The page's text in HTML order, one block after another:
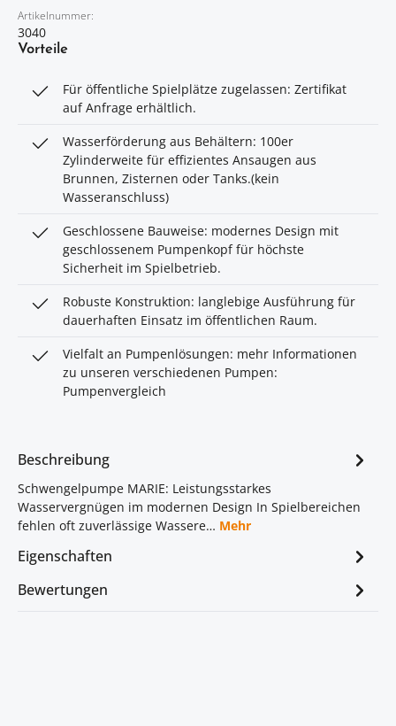
Artikelnummer:
3040
Vorteile
Für öffentliche Spielplätze zugelassen: Zertifikat
auf Anfrage erhältlich.
Wasserförderung aus Behältern: 100er
Zylinderweite für effizientes Ansaugen aus
Brunnen, Zisternen oder Tanks.(kein
Wasseranschluss)
Geschlossene Bauweise: modernes Design mit
geschlossenem Pumpenkopf für höchste
Sicherheit im Spielbetrieb.
Robuste Konstruktion: langlebige Ausführung für
dauerhaften Einsatz im öffentlichen Raum.
Vielfalt an Pumpenlösungen: mehr Informationen
zu unseren verschiedenen Pumpen:
Pumpenvergleich
Beschreibung
Schwengelpumpe MARIE: Leistungsstarkes
Wasservergnügen im modernen Design In Spielbereichen
fehlen oft zuverlässige Wassere… Mehr
Eigenschaften
Bewertungen